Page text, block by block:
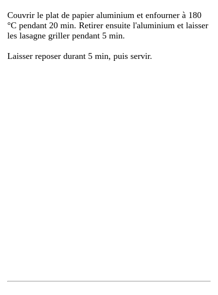
Couvrir le plat de papier aluminium et enfourner à 180
°C pendant 20 min. Retirer ensuite l'aluminium et laisser
les lasagne griller pendant 5 min.
Laisser reposer durant 5 min, puis servir.